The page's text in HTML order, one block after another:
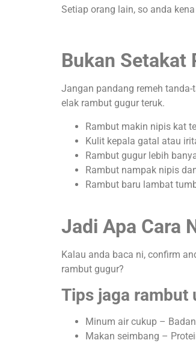
Setiap orang lain, so anda
Bukan Setakat
Jangan pandang remeh
elak rambut gugur teruk.
Rambut makin nipis kat
Kulit kepala gatal atau
Rambut gugur lebih
Rambut nampak nipis
Rambut baru lambat
Jadi Apa Cara
Kalau anda baca ni, confirm
rambut gugur?
Tips jaga rambut
Minum air cukup –
Makan seimbang –